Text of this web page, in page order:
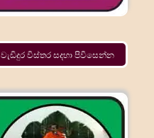
වැඩිදුර විස්තර සදහා පිවිසෙන්න